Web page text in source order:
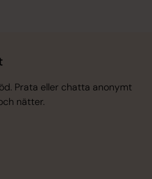
Prata eller chatta anonymt
nätter.